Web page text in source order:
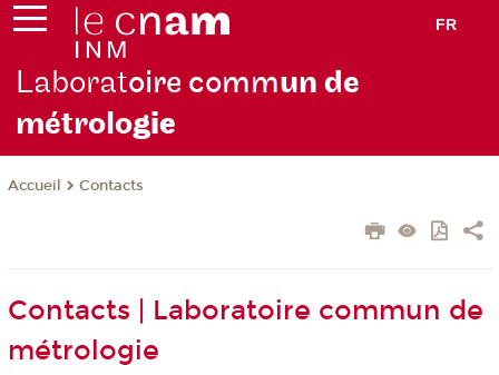
FR
Laboratoire commun de
métrologie
Accueil Contacts
Contacts | Laboratoire commun de
métrologie